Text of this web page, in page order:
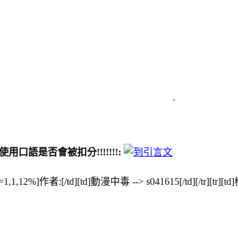
使用口語是否會被扣分!!!!!!!:
作者:[/td][td]動漫中毒 --> s041615[/td][/tr][tr][td]